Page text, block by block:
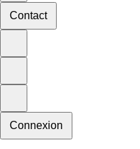
Contact
Connexion